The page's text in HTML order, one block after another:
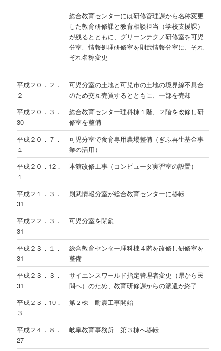
総合教育センターには研修管理課から名称変更
した教育研修課と教育相談担当（学校支援課）
が残るとともに、グリーンテクノ研修室を可児
分室、情報処理研修室を則武情報分室に、それ
ぞれ名称変更
平成２０．２．
２
可児分室の土地と可児市の土地の境界線不具合
のため交互売買するとともに、一部を売却
平成２０．３．
30
総合教育センター理科棟１階、２階を改修し研
修室を整備
平成２０．７．
１
可児分室で食育専用農場整備（ぎふ再生基金事
業の活用）
平成２０．12．
１
本館改修工事（コンピュータ実習室の設置）
平成２１．３．
31
則武情報分室が総合教育センターに移転
平成２２．３．
31
可児分室を閉鎖
平成２３．１．
31
総合教育センター理科棟４階を改修し研修室を
整備
平成２３．３．
31
サイエンスワールド指定管理者変更（県から民
間へ）のため、教育研修課からの派遣が終了
平成２３．10．
３
第２棟 耐震工事開始
平成２４．８．
27
岐阜教育事務所 第３棟へ移転